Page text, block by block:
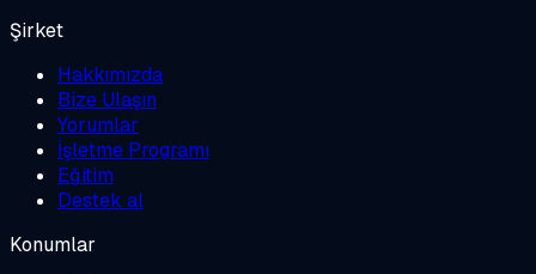
Şirket
Hakkımızda
Bize Ulaşın
Yorumlar
İşletme Programı
Eğitim
Destek al
Konumlar